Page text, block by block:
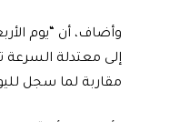
وأضاف، أن “يوم
إلى معتدلة
مقاربة لما سجل لليوم